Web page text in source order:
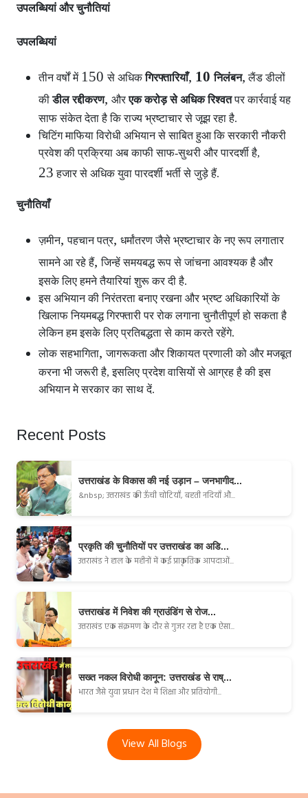
उपलब्धियां और चुनौतियां
उपलब्धियां
तीन वर्षों में 150से अधिकगिरफ्तारियाँ, 10निलंबन, लैंड डीलों
की डील रद्दीकरण, और एक करोड़ से अधिक रिश्वत पर कार्रवाई यह
साफ संकेत देता है कि राज्य भ्रष्टाचार से जूझ रहा है.
चिटिंग माफिया विरोधी अभियान से साबित हुआ कि सरकारी नौकरी
प्रवेश की प्रक्रिया अब काफी साफ-सुथरी और पारदर्शी है,
23 हजार से अधिक युवा पारदर्शी भर्ती से जुड़े हैं.
चुनौतियाँ
ज़मीन,पहचान पत्र, धर्मांतरण जैसे भ्रष्टाचार के नए रूप लगातार
सामने आ रहे हैं,जिन्हें समयबद्ध रूप से जांचना आवश्यक है और
इसके लिए हमने तैयारियां शुरू कर दी है.
इस अभियान की निरंतरता बनाए रखना और भ्रष्ट अधिकारियों के
खिलाफ नियमबद्ध गिरफ्तारी पर रोक लगाना चुनौतीपूर्ण हो सकता है
लेकिन हम इसके लिए प्रतिबद्धता से काम करते रहेंगे.
लोक सहभागिता,जागरूकता और शिकायत प्रणाली को और मजबूत
करना भी जरूरी है, इसलिए प्रदेश वासियों से आग्रह है की इस
अभियान मे सरकार का साथ दें.
Recent Posts
उत्तराखंड के विकास की नई उड़ान – जनभागीद...
&nbsp; उत्तराखंड की ऊँची चोटियाँ, बहती नदियाँ औ...
प्रकृति की चुनौतियों पर उत्तराखंड का अडि...
उत्तराखंड ने हाल के महीनों में कई प्राकृतिक आपदाओं...
उत्तराखंड में निवेश की ग्राउंडिंग से रोज...
उत्तराखंड एक संक्रमण के दौर से गुजर रहा है एक ऐसा...
सख्त नकल विरोधी कानून: उत्तराखंड से राष्...
भारत जैसे युवा प्रधान देश में शिक्षा और प्रतियोगी...
View All Blogs